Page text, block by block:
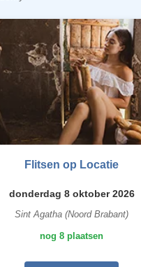
Flitsen op Locatie
donderdag 8 oktober 2026
Sint Agatha (Noord Brabant)
nog 8 plaatsen